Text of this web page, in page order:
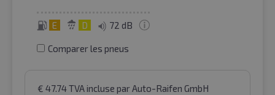
E D 72 dB
Comparer les pneus
€ 47.74TVA incluse par Auto-Raifen GmbH